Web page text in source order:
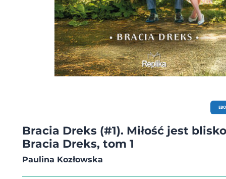
Bracia Dreks (#1). Miłość jest
Bracia Dreks, tom 1
Paulina Kozłowska